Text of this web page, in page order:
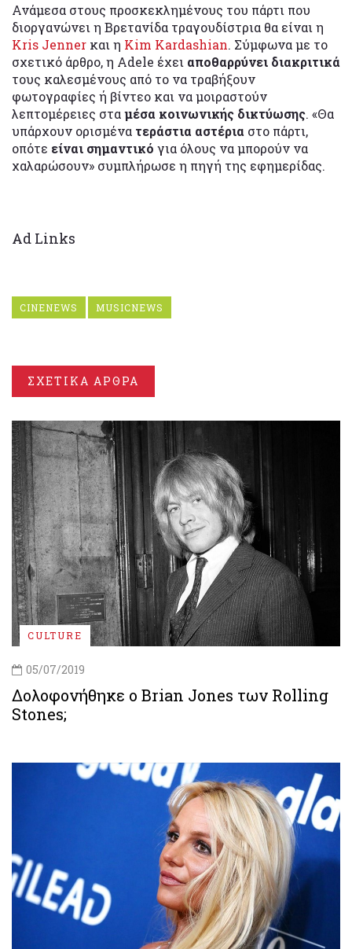
Ανάμεσα στους προσκεκλημένους του πάρτι που
διοργανώνει η Βρετανίδα τραγουδίστρια θα είναι η
Kris Jenner και η Kim Kardashian. Σύμφωνα με το
σχετικό άρθρο, η Adele έχει αποθαρρύνει διακριτικά
τους καλεσμένους από το να τραβήξουν
φωτογραφίες ή βίντεο και να μοιραστούν
λεπτομέρειες σταμέσα κοινωνικής δικτύωσης. «Θα
υπάρχουν ορισμένα τεράστια αστέρια στο πάρτι,
οπότε είναι σημαντικό για όλους να μπορούν να
χαλαρώσουν» συμπλήρωσε η πηγή της εφημερίδας.
Ad Links
CINENEWS MUSICNEWS
ΣΧΕΤΙΚΑ ΑΡΘΡΑ
CULTURE
05/07/2019
Δολοφονήθηκε ο Brian Jones των Rolling
Stones;